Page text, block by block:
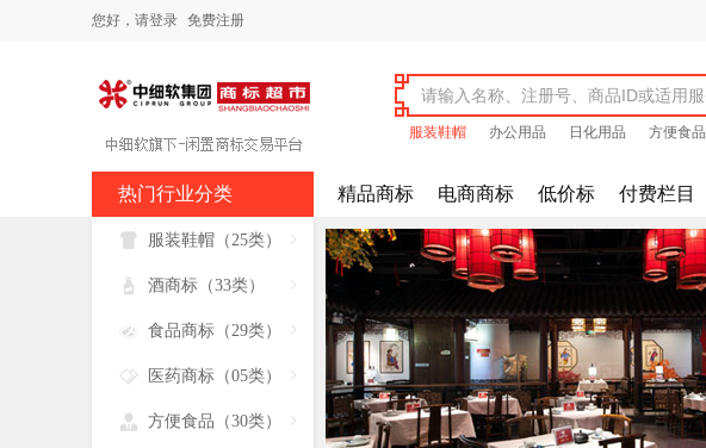
您好， 请登录 免费注册
服装鞋帽 办公用品 日化用品 方便食品
热门行业分类 精品商标 电商商标 低价标 付费栏目

 服装鞋帽（25类）

 酒商标（33类）

 食品商标（29类）

 医药商标（05类）

 方便食品（30类）